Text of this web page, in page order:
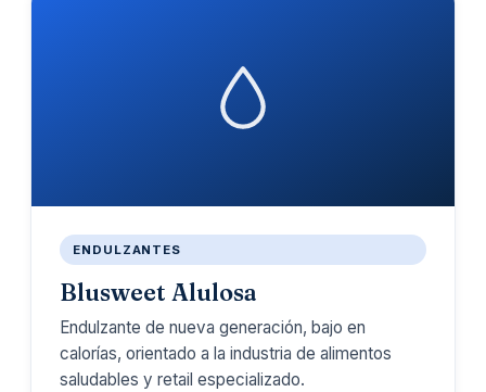
ENDULZANTES
Blusweet Alulosa
Endulzante de nueva generación, bajo en
calorías, orientado a la industria de alimentos
saludables y retail especializado.